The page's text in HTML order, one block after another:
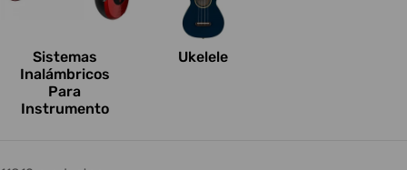
Sistemas
Inalámbricos
Para
Instrumento
Ukelele